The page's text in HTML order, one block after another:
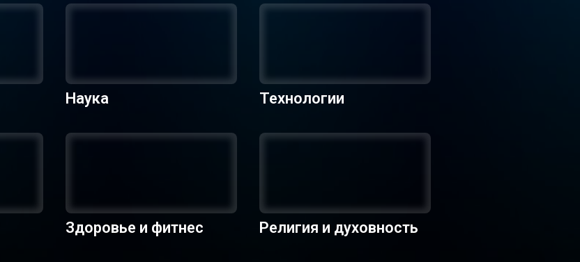
Наука Технологии
Здоровье и фитнес Религия и духовность